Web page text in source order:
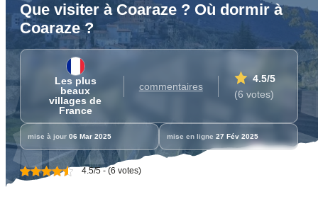
Que visiter à Coaraze ? Où dormir à
Coaraze ?
Les plus
beaux
villages de
France
commentaires
4.5/5
(6 votes)
mise à jour 06 Mar 2025 mise en ligne 27 Fév 2025
4.5/5 - (6 votes)